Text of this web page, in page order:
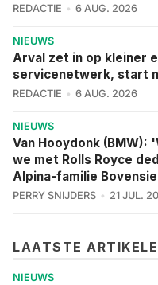
REDACTIE 6 AUG. 2026
NIEUWS
Arval zet in op kleiner
servicenetwerk, start
REDACTIE 6 AUG. 2026
NIEUWS
Van Hooydonk (BMW):
we met Rolls Royce
Alpina-familie
PERRY SNIJDERS 21 JUL.
LAATSTE
NIEUWS